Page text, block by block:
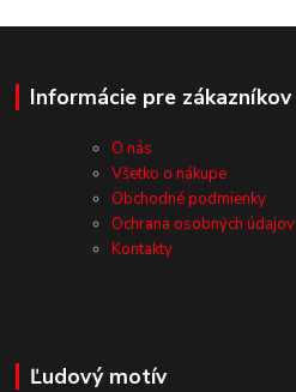
Informácie pre zákazníkov
O nás
Všetko o nákupe
Obchodné podmienky
Ochrana osobných údajov
Kontakty
Ľudový motív